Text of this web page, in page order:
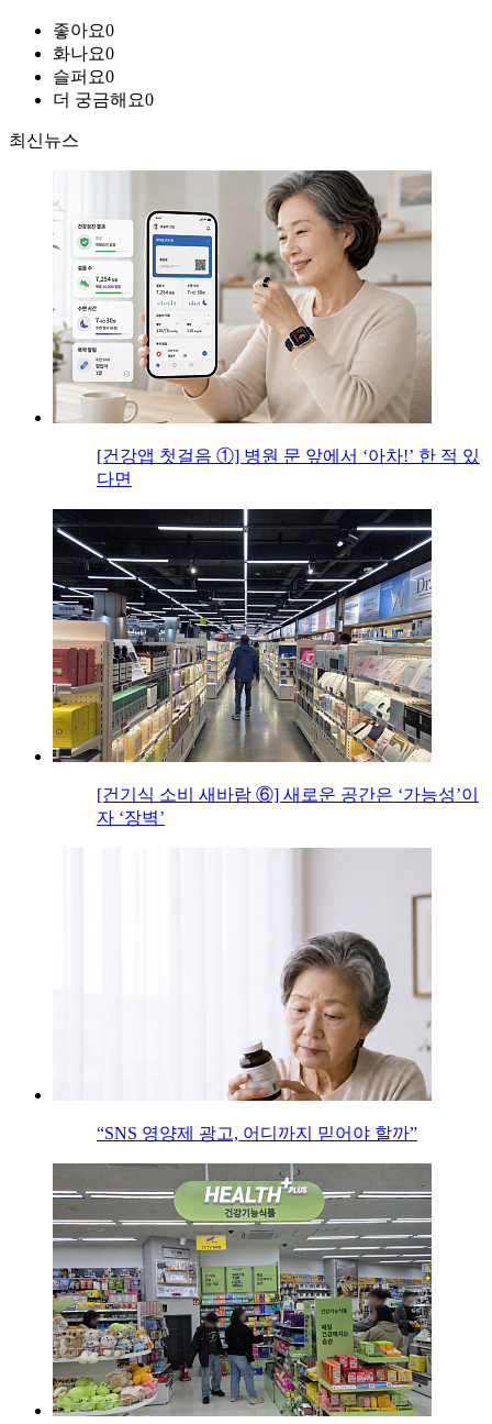
좋아요0
화나요0
슬퍼요0
더 궁금해요0
최신뉴스
[건강앱 첫걸음 ①] 병원 문 앞에서 ‘아차!’ 한 적 있
다면
[건기식 소비 새바람 ⑥] 새로운 공간은 ‘가능성’이
자 ‘장벽’
“SNS 영양제 광고, 어디까지 믿어야 할까”